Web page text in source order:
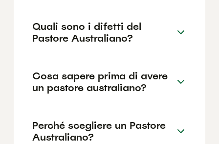
Quali sono i difetti del
Pastore Australiano?
Cosa sapere prima di avere
un pastore australiano?
Perché scegliere un Pastore
Australiano?